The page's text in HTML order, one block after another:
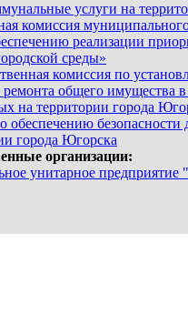
услуги на
комиссия
реализации
среды»
комиссия по
ремонта общего имущества
на территории города
обеспечению
города Югорска
организации:
унитарное предприятие